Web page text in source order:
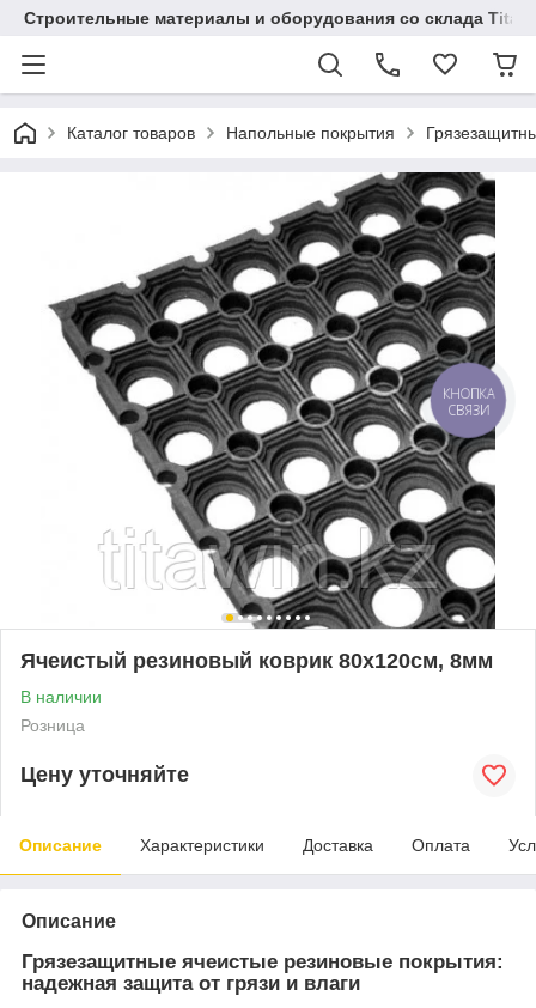
Строительные материалы и оборудования со склада
Каталог товаров Напольные покрытия
Ячеистый резиновый коврик 80х120см, 8мм
В наличии
Розница
Цену уточняйте
Описание Характеристики Доставка Оплата
Описание
Грязезащитные ячеистые резиновые покрытия:
надежная защита от грязи и влаги
КНОПКА
СВЯЗИ